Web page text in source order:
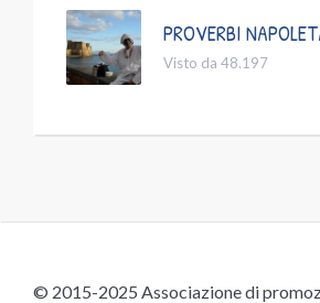
PROVERBI
Visto da 48.197
© 2015-2025 Associazione di